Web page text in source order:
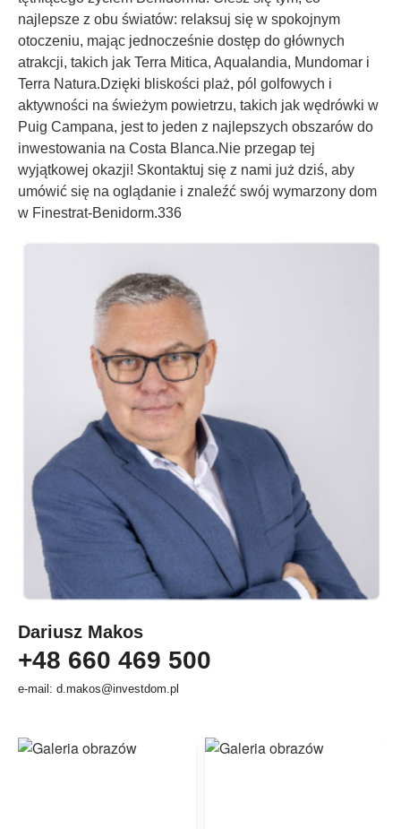
najlepsze z obu światów: relaksuj się w spokojnym
otoczeniu, mając jednocześnie dostęp do głównych
atrakcji, takich jak Terra Mitica, Aqualandia, Mundomar i
Terra Natura.Dzięki bliskości plaż, pól golfowych i
aktywności na świeżym powietrzu, takich jak wędrówki w
Puig Campana, jest to jeden z najlepszych obszarów do
inwestowania na Costa Blanca.Nie przegap tej
wyjątkowej okazji! Skontaktuj się z nami już dziś, aby
umówić się na oglądanie i znaleźć swój wymarzony dom
w Finestrat-Benidorm.336
Dariusz Makos
+48 660 469 500
e-mail: d.makos@investdom.pl